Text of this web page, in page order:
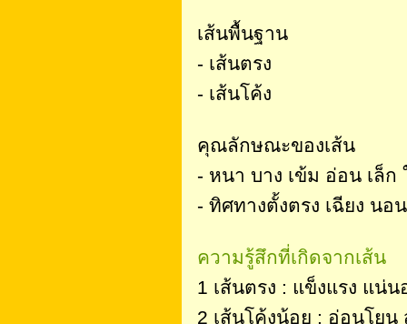
เส้นพื้นฐาน
- เส้นตรง
- เส้นโค้ง
คุณลักษณะของเส้น
- หนา บาง เข้ม อ่อน เล็
- ทิศทางตั้งตรง เฉียง นอ
ความรู้สึกที่เกิดจากเส้น
1 เส้นตรง : แข็งแรง แน่
2 เส้นโค้งน้อย : อ่อนโยน